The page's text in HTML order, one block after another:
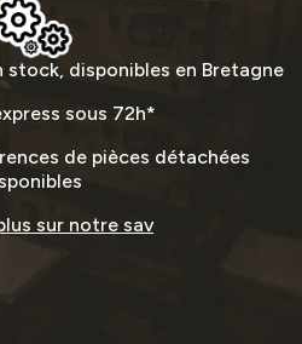
stock, disponibles en Bretagne
sous 72h*
de pièces détachées
sur notre sav